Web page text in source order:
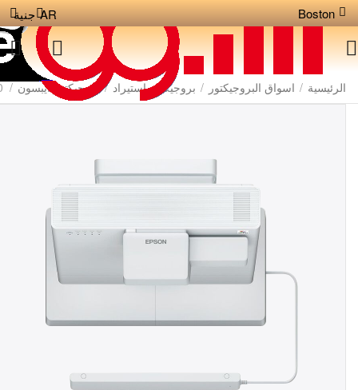
Boston جنية AR
الرئيسية / اسواق البروجيكتور / بروجيكتور استيراد / بروجيكتور ايبسون /